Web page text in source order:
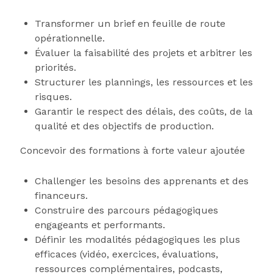
Transformer un brief en feuille de route
opérationnelle.
Évaluer la faisabilité des projets et arbitrer les
priorités.
Structurer les plannings, les ressources et les
risques.
Garantir le respect des délais, des coûts, de la
qualité et des objectifs de production.
Concevoir des formations à forte valeur ajoutée
Challenger les besoins des apprenants et des
financeurs.
Construire des parcours pédagogiques
engageants et performants.
Définir les modalités pédagogiques les plus
efficaces (vidéo, exercices, évaluations,
ressources complémentaires, podcasts,